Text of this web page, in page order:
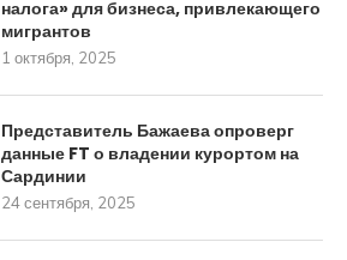
налога» для бизнеса, привлекающего
мигрантов
1 октября, 2025
Представитель Бажаева опроверг
данные FT о владении курортом на
Сардинии
24 сентября, 2025